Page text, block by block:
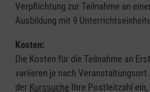
Verpflichtung zur Teilnahme an
Ausbildung mit 9
Kosten:
Die Kosten für die Teilnahme an
variieren je nach Veranstaltungsort.
der Kurssuche Ihre Postleitzahl ein,